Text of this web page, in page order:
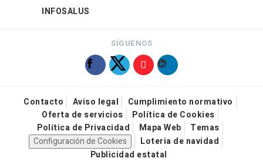
INFOSALUS
SÍGUENOS
Contacto Aviso legal
Cumplimiento normativo
Oferta de servicios
Política de Cookies
Política de Privacidad
Mapa Web
Temas
Configuración de Cookies
Loteria de navidad
Publicidad estatal